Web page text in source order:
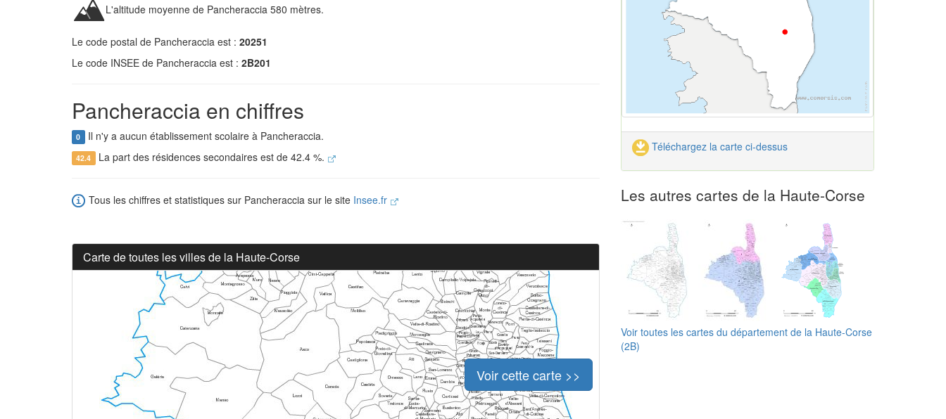
L'altitude moyenne de Pancheraccia 580 mètres.
Le code postal de Pancheraccia est : 20251
Le code INSEE de Pancheraccia est : 2B201
Pancheraccia en chiffres
0 Il n'y a aucun établissement scolaire à Pancheraccia.
42.4 La part des résidences secondaires est de 42.4 %.
Tous les chiffres et statistiques sur Pancheraccia sur le site Insee.fr
Carte de toutes les villes de la Haute-Corse
Voir cette carte >>
Téléchargez la carte ci-dessus
Les autres cartes de la Haute-Corse
Voir toutes les cartes du département de la Haute-Corse
(2B)